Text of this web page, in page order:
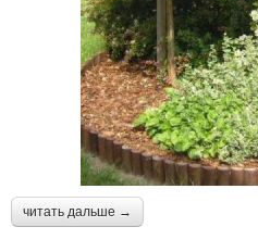
читать дальше →